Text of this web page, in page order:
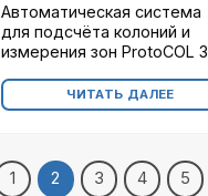
Автоматическая система
для подсчёта колоний и
измерения зон ProtoCOL 3
ЧИТАТЬ ДАЛЕЕ
1 2 3 4 5